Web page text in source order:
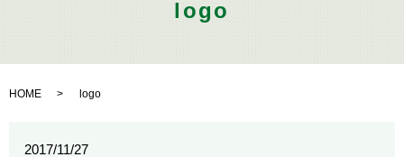
logo
HOME logo
2017/11/27